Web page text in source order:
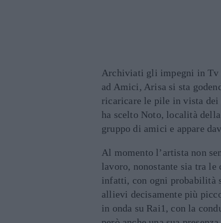
Archiviati gli impegni in Tv
ad Amici, Arisa si sta
ricaricare le pile in vista dei
ha scelto Noto, località
gruppo di amici e appare
Al momento l’artista non
lavoro, nonostante sia tra le
infatti, con ogni probabilità
allievi decisamente più
in onda su Rai1, con la